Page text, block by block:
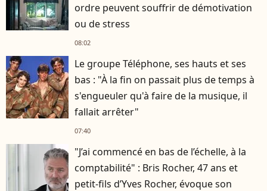
ordre peuvent souffrir de démotivation
ou de stress
08:02
Le groupe Téléphone, ses hauts et ses
bas : "À la fin on passait plus de temps à
s'engueuler qu'à faire de la musique, il
fallait arrêter"
07:40
"J’ai commencé en bas de l’échelle, à la
comptabilité" : Bris Rocher, 47 ans et
petit-fils d’Yves Rocher, évoque son